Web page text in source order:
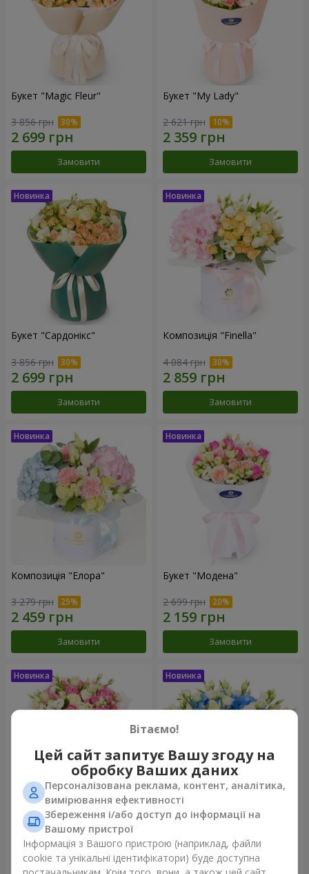
Букет "Magic Fleur"
3 856 грн
Замовити
Букет "My Lady"
2 621 грн
Замовити
Букет "Сардонікс"
3 856 грн
Замовити
Композиція "Finella"
4 084 грн
Замовити
Композиція "Елора"
3 279 грн
Замовити
Букет "Модена"
2 699 грн
Замовити
Букет "Piedmont"
5 812 грн
Композиція "Сільвія"
3 999 грн
Вітаємо!
Цей сайт запитує Вашу згоду на
обробку Ваших даних
Персоналізована реклама, контент, аналітика,
вимірювання ефективності
Збереження і/або доступ до інформації на
Вашому пристрої
Інформація з Вашого пристрою (наприклад, файли
cookie та унікальні ідентифікатори) буде доступна